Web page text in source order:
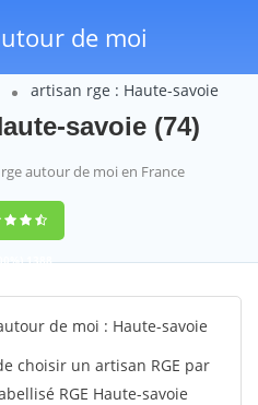
de moi
artisan rge : Haute-savoie
savoie (74)
autour de moi en France
1388
de moi : Haute-savoie
choisir un artisan RGE par
RGE Haute-savoie